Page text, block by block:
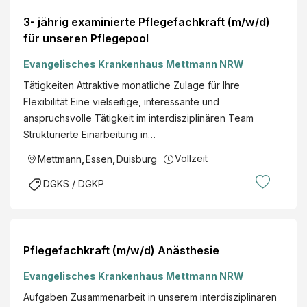
3- jährig examinierte Pflegefachkraft (m/w/d)
für unseren Pflegepool
Evangelisches Krankenhaus Mettmann NRW
Tätigkeiten Attraktive monatliche Zulage für Ihre
Flexibilität Eine vielseitige, interessante und
anspruchsvolle Tätigkeit im interdisziplinären Team
Strukturierte Einarbeitung in…
Mettmann Essen Duisburg Vollzeit
DGKS / DGKP
Pflegefachkraft (m/w/d) Anästhesie
Evangelisches Krankenhaus Mettmann NRW
Aufgaben Zusammenarbeit in unserem interdisziplinären